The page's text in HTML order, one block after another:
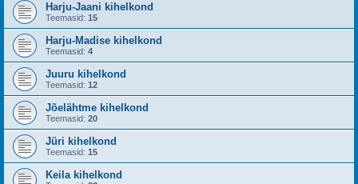
Harju-Jaani kihelkond
Teemasid: 15
Harju-Madise kihelkond
Teemasid: 4
Juuru kihelkond
Teemasid: 12
Jõelähtme kihelkond
Teemasid: 20
Jüri kihelkond
Teemasid: 15
Keila kihelkond